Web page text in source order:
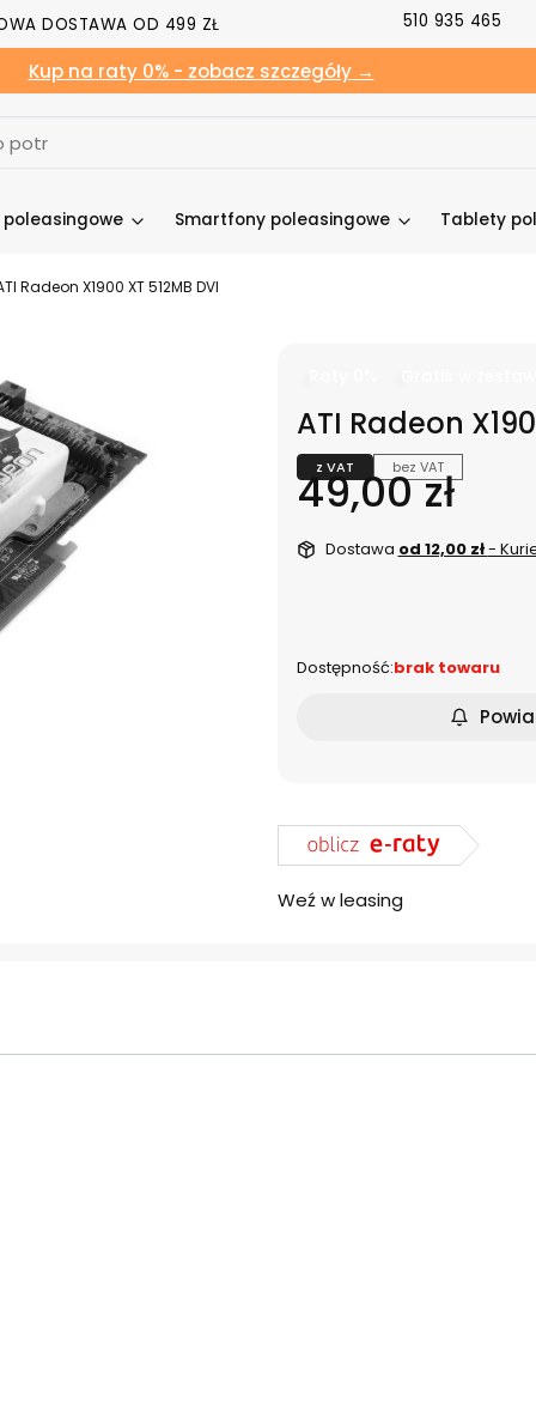
DOSTAWA OD 499 ZŁ 510 935 465
Kup na raty 0% - zobacz szczegóły →
Smartfony poleasingowe Tablety
Radeon X1900 XT 512MB DVI
ATI Radeon
z VAT bez VAT
Cena
49,00 zł
Dostawa od 12,00 zł-
Dostępność:brak towaru
Weź w leasing